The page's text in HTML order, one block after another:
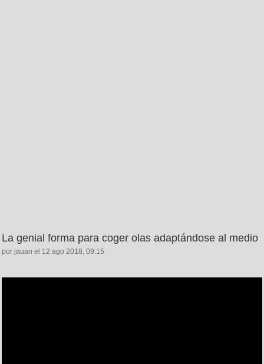
La genial forma para coger olas adaptándose al medio
por jauan el 12 ago 2018, 09:15